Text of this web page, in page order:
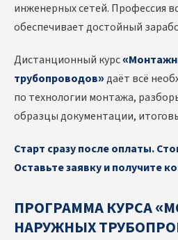
инженерных сетей. Профессия
обеспечивает достойный
Дистанционный курс
трубопроводов»даёт всё
по технологии монтажа,
образцы документации,
Старт сразу после оплаты.
Оставьте заявку и получите
ПРОГРАММА КУРСА
НАРУЖНЫХ